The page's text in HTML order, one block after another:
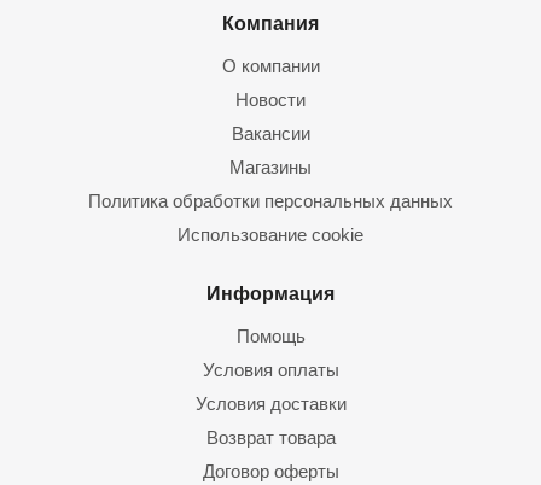
Компания
О компании
Новости
Вакансии
Магазины
Политика обработки персональных данных
Использование cookie
Информация
Помощь
Условия оплаты
Условия доставки
Возврат товара
Договор оферты